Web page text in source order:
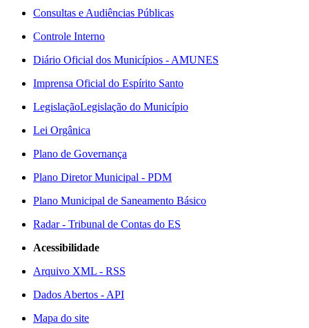
Consultas e Audiências Públicas
Controle Interno
Diário Oficial dos Municípios - AMUNES
Imprensa Oficial do Espírito Santo
LegislaçãoLegislação do Município
Lei Orgânica
Plano de Governança
Plano Diretor Municipal - PDM
Plano Municipal de Saneamento Básico
Radar - Tribunal de Contas do ES
Acessibilidade
Arquivo XML - RSS
Dados Abertos - API
Mapa do site